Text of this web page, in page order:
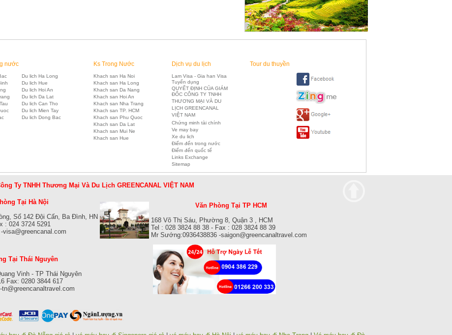
nước
Du lich Ha Long
Du lich Hue
Du lich Hoi An
Du lich Da Lat
Du lich Can Tho
Du lich Mien Tay
Du lich Dong Bac
Ks Trong Nước
Khach san Ha Noi
Khach san Ha Long
Khach san Da Nang
Khach san Hoi An
Khach san Nha Trang
Khach san TP. HCM
Khach san Phu Quoc
Khach san Da Lat
Khach san Mui Ne
Khach san Hue
Dịch vụ du lịch
Lam Visa - Gia han Visa
Tuyển dụng
QUYẾT ĐỊNH CỦA GIÁM
ĐỐC CÔNG TY TNHH
THƯƠNG MẠI VÀ DU
LỊCH GREENCANAL
VIỆT NAM
Chứng minh tài chính
Ve may bay
Xe du lich
Điểm đến trong nước
Điểm đến quốc tế
Links Exchange
Sitemap
Tour du thuyền
Ty TNHH Thương Mại Và Du Lịch GREENCANAL VIỆT NAM
Tại Hà Nội
Số 142 Đội Cấn, Ba Đình, HN
: 024 3724 5291
visa@greencanal.com
Văn Phòng Tại TP HCM
168 Võ Thị Sáu, Phường 8, Quận 3 , HCM
Tel : 028 3824 88 38 - Fax : 028 3824 88 39
Mr Sướng:0936438836 -saigon@greencanaltravel.com
Tại Thái Nguyên
Vinh - TP Thái Nguyên
Fax: 0280 3844 617